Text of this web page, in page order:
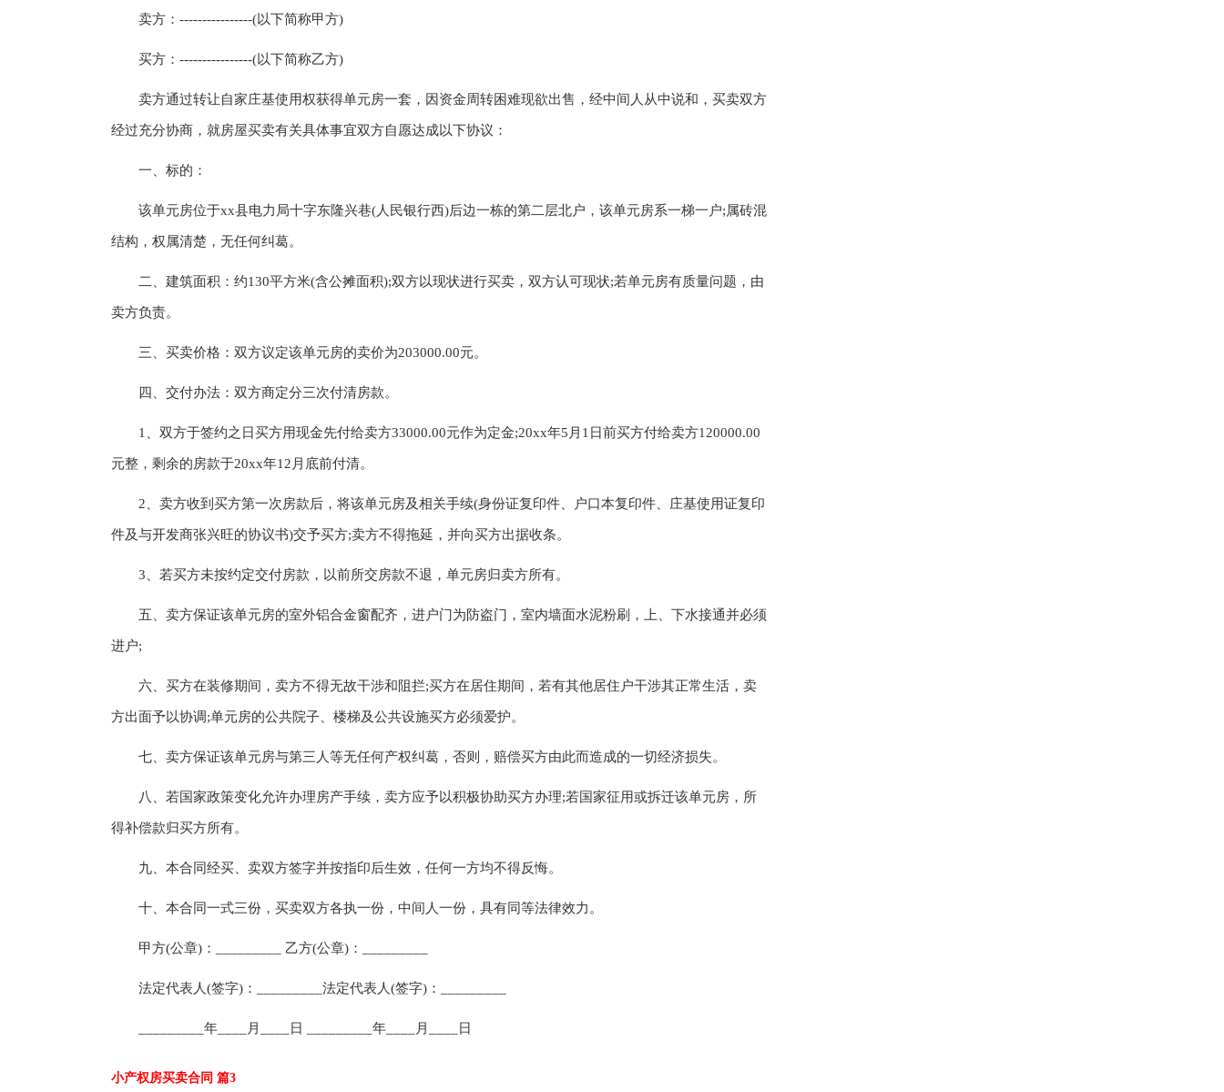
卖方：----------------(以下简称甲方)
买方：----------------(以下简称乙方)
卖方通过转让自家庄基使用权获得单元房一套，因资金周转困难现欲出售，经中间人从中说和，买卖双方
经过充分协商，就房屋买卖有关具体事宜双方自愿达成以下协议：
一、标的：
该单元房位于xx县电力局十字东隆兴巷(人民银行西)后边一栋的第二层北户，该单元房系一梯一户;属砖混
结构，权属清楚，无任何纠葛。
二、建筑面积：约130平方米(含公摊面积);双方以现状进行买卖，双方认可现状;若单元房有质量问题，由
卖方负责。
三、买卖价格：双方议定该单元房的卖价为203000.00元。
四、交付办法：双方商定分三次付清房款。
1、双方于签约之日买方用现金先付给卖方33000.00元作为定金;20xx年5月1日前买方付给卖方120000.00
元整，剩余的房款于20xx年12月底前付清。
2、卖方收到买方第一次房款后，将该单元房及相关手续(身份证复印件、户口本复印件、庄基使用证复印
件及与开发商张兴旺的协议书)交予买方;卖方不得拖延，并向买方出据收条。
3、若买方未按约定交付房款，以前所交房款不退，单元房归卖方所有。
五、卖方保证该单元房的室外铝合金窗配齐，进户门为防盗门，室内墙面水泥粉刷，上、下水接通并必须
进户;
六、买方在装修期间，卖方不得无故干涉和阻拦;买方在居住期间，若有其他居住户干涉其正常生活，卖
方出面予以协调;单元房的公共院子、楼梯及公共设施买方必须爱护。
七、卖方保证该单元房与第三人等无任何产权纠葛，否则，赔偿买方由此而造成的一切经济损失。
八、若国家政策变化允许办理房产手续，卖方应予以积极协助买方办理;若国家征用或拆迁该单元房，所
得补偿款归买方所有。
九、本合同经买、卖双方签字并按指印后生效，任何一方均不得反悔。
十、本合同一式三份，买卖双方各执一份，中间人一份，具有同等法律效力。
甲方(公章)：_________ 乙方(公章)：_________
法定代表人(签字)：_________法定代表人(签字)：_________
_________年____月____日 _________年____月____日
小产权房买卖合同 篇3